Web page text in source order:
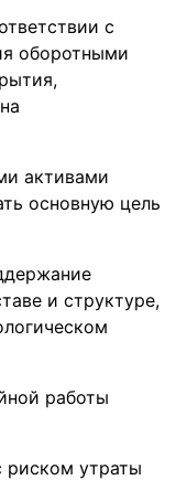
с
оборотными
активами
основную цель
и структуре,
работы
риском утраты